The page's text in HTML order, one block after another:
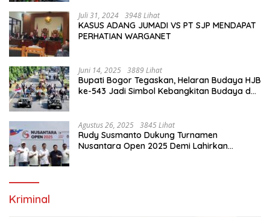
Juli 31, 2024 3948 Lihat
KASUS ADANG JUMADI VS PT SJP MENDAPAT
PERHATIAN WARGANET
Juni 14, 2025 3889 Lihat
Bupati Bogor Tegaskan, Helaran Budaya HJB
ke-543 Jadi Simbol Kebangkitan Budaya dan
Agustus 26, 2025 3845 Lihat
Rudy Susmanto Dukung Turnamen
Nusantara Open 2025 Demi Lahirkan
Kriminal